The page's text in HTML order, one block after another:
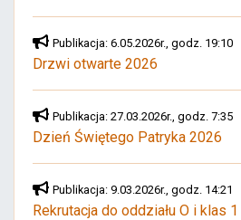
Publikacja: 6.05.2026r., godz. 19:10
Drzwi otwarte 2026
Publikacja: 27.03.2026r., godz. 7:35
Dzień Świętego Patryka 2026
Publikacja: 9.03.2026r., godz. 14:21
Rekrutacja do oddziału O i klas